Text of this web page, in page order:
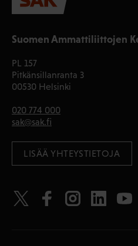
Suomen Ammattiliittojen
PL 157
Pitkänsillanranta 3
00530 Helsinki
020 774 000
sak@sak.fi
LISÄÄ YHTEYSTIETOJA